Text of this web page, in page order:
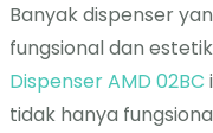
Banyak dispenser
fungsional dan
Dispenser AMD 02BC
tidak hanya